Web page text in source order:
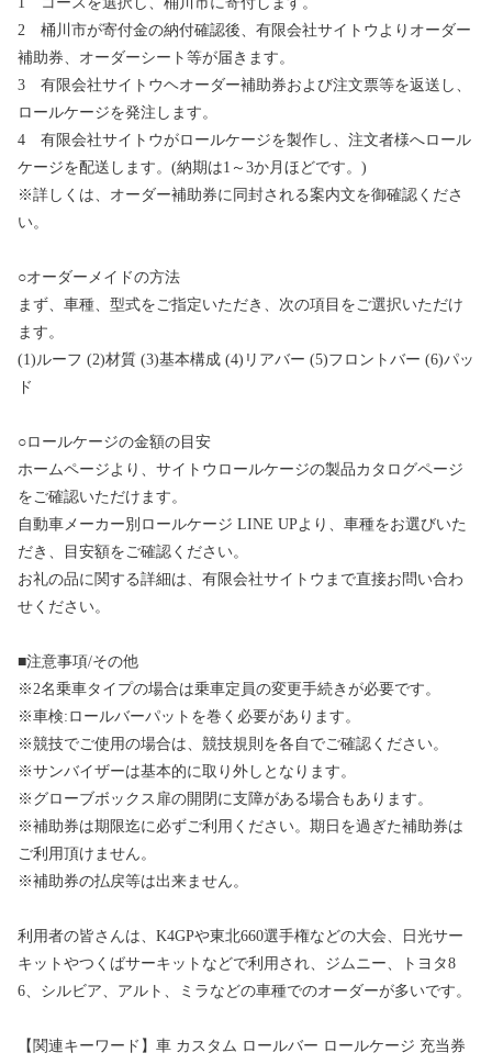
2 桶川市が寄付金の納付確認後、有限会社サイトウよりオーダー
補助券、オーダーシート等が届きます。
3 有限会社サイトウヘオーダー補助券および注文票等を返送し、
ロールケージを発注します。
4 有限会社サイトウがロールケージを製作し、注文者様へロール
ケージを配送します。(納期は1～3か月ほどです。)
※詳しくは、オーダー補助券に同封される案内文を御確認くださ
い。
○オーダーメイドの方法
まず、車種、型式をご指定いただき、次の項目をご選択いただけ
ます。
(1)ルーフ (2)材質 (3)基本構成 (4)リアバー (5)フロントバー (6)パッ
ド
○ロールケージの金額の目安
ホームページより、サイトウロールケージの製品カタログページ
をご確認いただけます。
自動車メーカー別ロールケージ LINE UPより、車種をお選びいた
だき、目安額をご確認ください。
お礼の品に関する詳細は、有限会社サイトウまで直接お問い合わ
せください。
■注意事項/その他
※2名乗車タイプの場合は乗車定員の変更手続きが必要です。
※車検:ロールバーパットを巻く必要があります。
※競技でご使用の場合は、競技規則を各自でご確認ください。
※サンバイザーは基本的に取り外しとなります。
※グローブボックス扉の開閉に支障がある場合もあります。
※補助券は期限迄に必ずご利用ください。期日を過ぎた補助券は
ご利用頂けません。
※補助券の払戻等は出来ません。
利用者の皆さんは、K4GPや東北660選手権などの大会、日光サー
キットやつくばサーキットなどで利用され、ジムニー、トヨタ8
6、シルビア、アルト、ミラなどの車種でのオーダーが多いです。
【関連キーワード】車 カスタム ロールバー ロールケージ 充当券